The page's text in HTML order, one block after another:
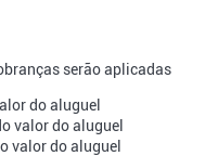
serão aplicadas
do aluguel
valor do aluguel
valor do aluguel